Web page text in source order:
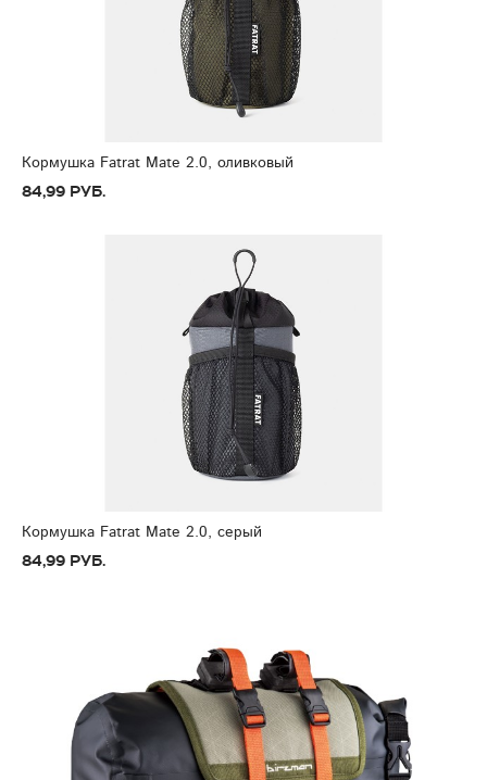
Кормушка Fatrat Mate 2.0, оливковый
84,99 руб.
Кормушка Fatrat Mate 2.0, серый
84,99 руб.